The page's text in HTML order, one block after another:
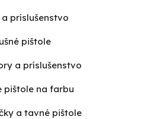
príslušenstvo
pištole
a príslušenstvo
pištole na farbu
a tavné pištole